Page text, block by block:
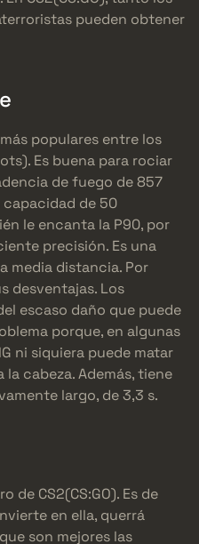
pueden obtener
populares entre los
Es buena para rociar
de fuego de 857
capacidad de 50
le encanta la P90, por
precisión. Es una
media distancia. Por
desventajas. Los
escaso daño que puede
porque, en algunas
ni siquiera puede matar
cabeza. Además, tiene
largo, de 3,3 s.
de CS2(CS:GO). Es de
en ella, querrá
son mejores las